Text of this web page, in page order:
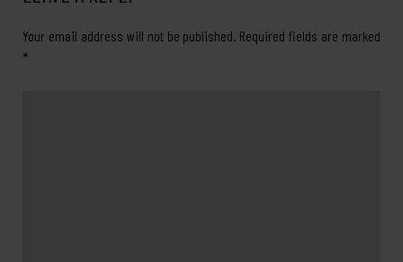
Your email address will not be published. Required fields are marked
*